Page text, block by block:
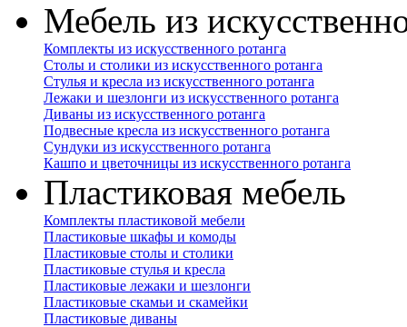
Мебель из
Комплекты из искусственного ротанга
Столы и столики из искусственного ротанга
Стулья и кресла из искусственного ротанга
Лежаки и шезлонги из искусственного ротанга
Диваны из искусственного ротанга
Подвесные кресла из искусственного ротанга
Сундуки из искусственного ротанга
Кашпо и цветочницы из искусственного ротанга
Пластиковая мебель
Комплекты пластиковой мебели
Пластиковые шкафы и комоды
Пластиковые столы и столики
Пластиковые стулья и кресла
Пластиковые лежаки и шезлонги
Пластиковые скамьи и скамейки
Пластиковые диваны